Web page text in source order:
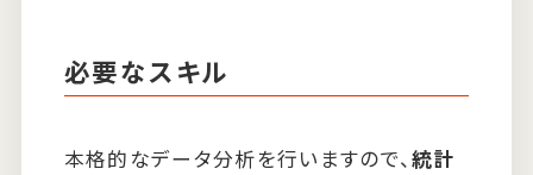
必要なスキル
本格的なデータ分析を行いますので、統計